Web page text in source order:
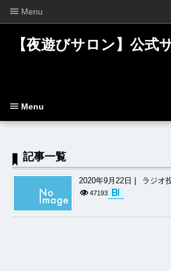
【夜遊びサロン】公式
記事一覧
2020年9月22日 ラジオ
47193
Menu
Menu